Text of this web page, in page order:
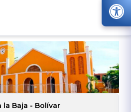
la Baja - Bolívar